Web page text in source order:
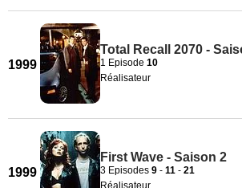
1999
Total Recall 2070 -
1 Episode 10
Réalisateur
1999
First Wave - Saison 2
3 Episodes 9 - 11 - 21
Réalisateur